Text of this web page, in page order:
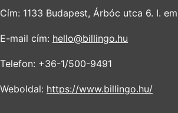
Cím: 1133 Budapest, Árbóc utca 6. I.
E-mail cím: hello@billingo.hu
Telefon: +36-1/500-9491
Weboldal: https://www.billingo.hu/